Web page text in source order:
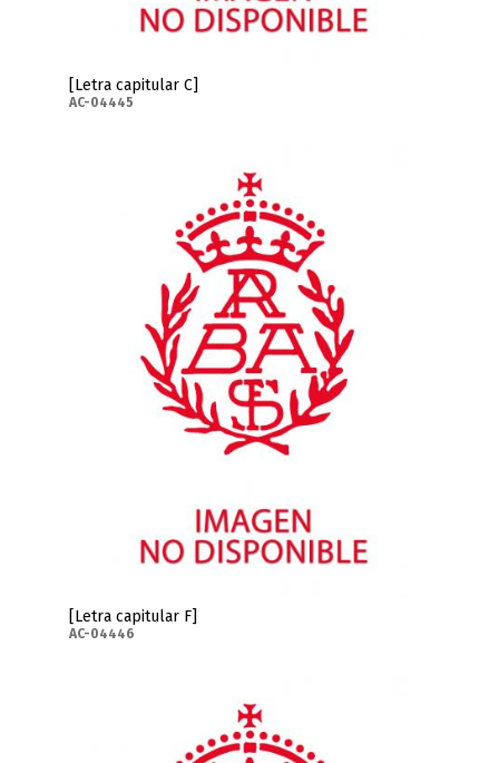
[Letra capitular C]
AC-04445
[Letra capitular F]
AC-04446